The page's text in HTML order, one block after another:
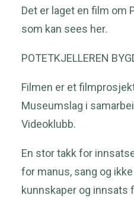
Søk
Det er laget en film om
som kan sees her.
POTETKJELLEREN
Filmen er et
Museumslag i
Videoklubb.
En stor takk for
for manus, sang og
kunnskaper og innsats